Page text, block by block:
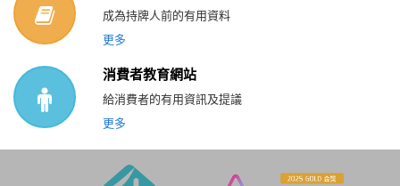
成為持牌人前的有用資料
更多
消費者教育網站
給消費者的有用資訊及提議
更多